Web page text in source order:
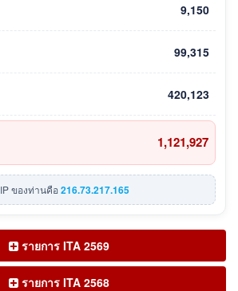
9,150
99,315
420,123
1,121,927
IP ของท่านคือ216.73.217.165
รายการ ITA 2569
รายการ ITA 2568